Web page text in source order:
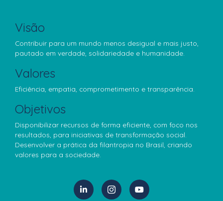
Visão
Contribuir para um mundo menos desigual e mais justo,
pautado em verdade, solidariedade e humanidade.
Valores
Eficiência, empatia, comprometimento e transparência.
Objetivos
Disponibilizar recursos de forma eficiente, com foco nos
resultados, para iniciativas de transformação social.
Desenvolver a prática da filantropia no Brasil, criando
valores para a sociedade.